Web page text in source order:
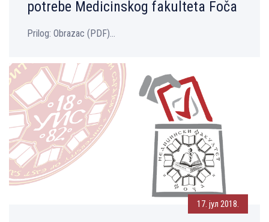
potrebe Medicinskog fakulteta Foča
Prilog: Obrazac (PDF)...
17. јул 2018.